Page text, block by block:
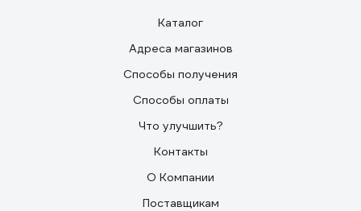
Каталог
Адреса магазинов
Способы получения
Способы оплаты
Что улучшить?
Контакты
О Компании
Поставщикам